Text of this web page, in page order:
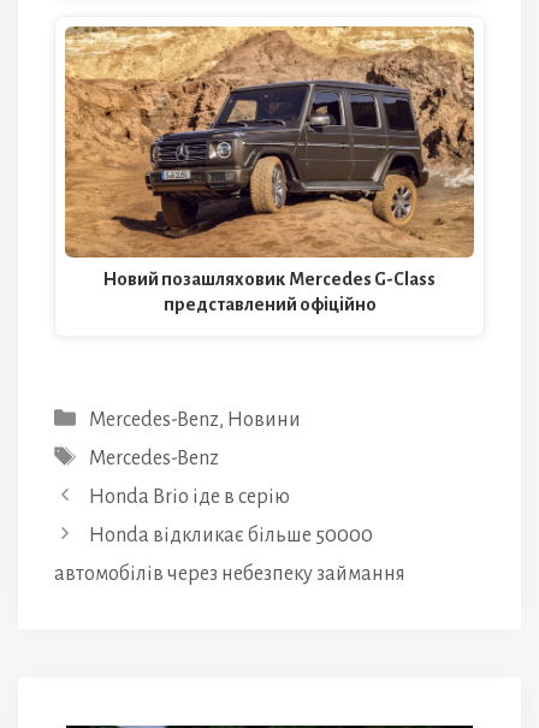
Новий позашляховик Mercedes G-Class
представлений офіційно
Категорії
Mercedes-Benz, Новини
Позначки
Mercedes-Benz
Honda Brio іде в серію
Honda відкликає більше 50000
автомобілів через небезпеку займання